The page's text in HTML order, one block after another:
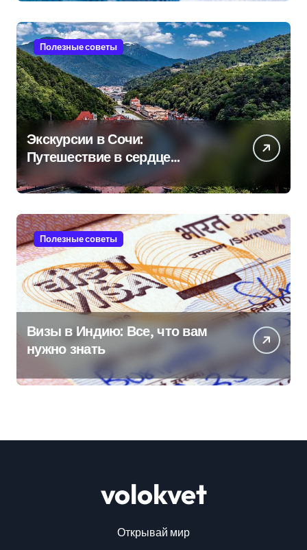
Полезные советы
Экскурсии в Сочи:
Путешествие в сердце
Черноморского курорта
Полезные советы
Визы в Индию: Все, что вам
нужно знать
volokvet
Открывай мир